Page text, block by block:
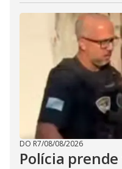
DO R7/08/08/2026
Polícia